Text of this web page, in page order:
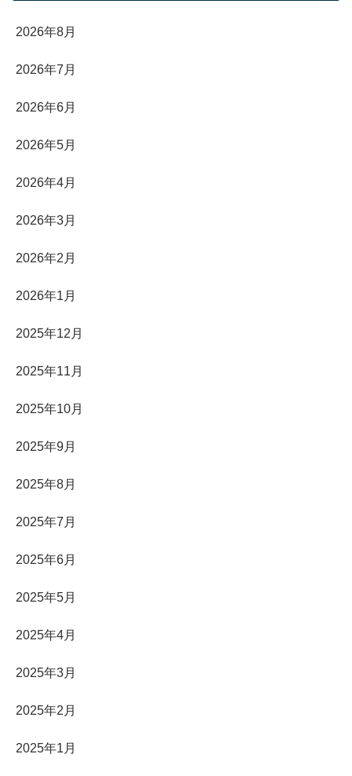
2026年8月
2026年7月
2026年6月
2026年5月
2026年4月
2026年3月
2026年2月
2026年1月
2025年12月
2025年11月
2025年10月
2025年9月
2025年8月
2025年7月
2025年6月
2025年5月
2025年4月
2025年3月
2025年2月
2025年1月